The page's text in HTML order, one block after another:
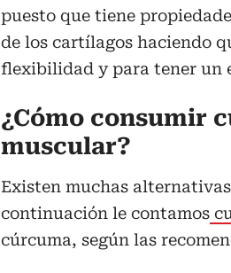
puesto que tiene
de los cartílagos haciendo
flexibilidad y para tener un
¿Cómo consumir
muscular?
Existen muchas
continuación le contamos
cúrcuma, según las